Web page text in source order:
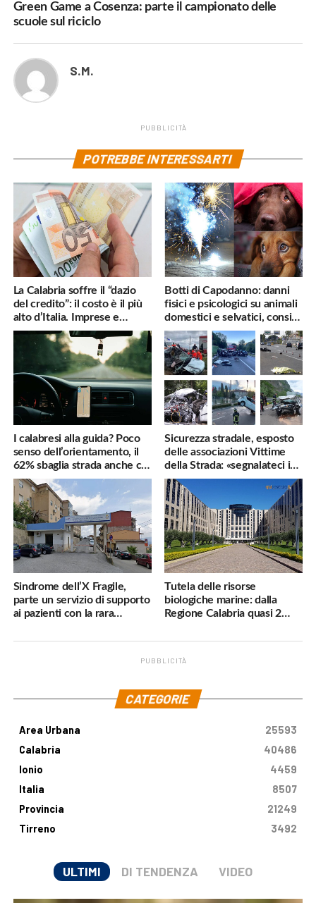
Green Game a Cosenza: parte il campionato delle
scuole sul riciclo
S.M.
PUBBLICITÀ
POTREBBE INTERESSARTI
La Calabria soffre il “dazio
del credito”: il costo è il più
alto d’Italia. Imprese e
famiglie penalizzate
Botti di Capodanno: danni
fisici e psicologici su animali
domestici e selvatici, consigli
utili
I calabresi alla guida? Poco
senso dell’orientamento, il
62% sbaglia strada anche col
navigatore
Sicurezza stradale, esposto
delle associazioni Vittime
della Strada: «segnalateci i
pericoli, interverremo
subito»
Sindrome dell’X Fragile,
parte un servizio di supporto
ai pazienti con la rara
Tutela delle risorse
biologiche marine: dalla
Regione Calabria quasi 2
PUBBLICITÀ
CATEGORIE
Area Urbana
25593
Calabria
40486
Ionio
4459
Italia
8507
Provincia
21249
Tirreno
3492
ULTIMI DI TENDENZA VIDEO